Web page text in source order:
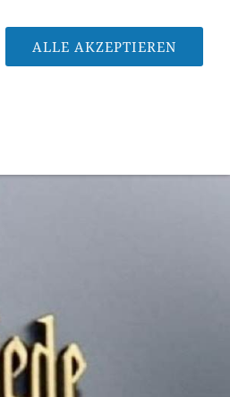
SHOP
ALLE AKZEPTIEREN